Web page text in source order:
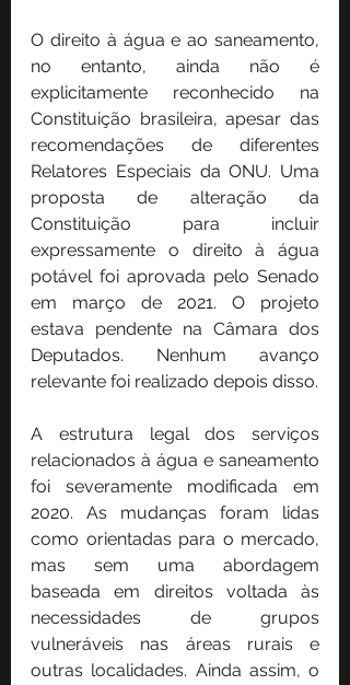
O direito à água e ao saneamento,
no entanto, ainda não é
explicitamente reconhecido na
Constituição brasileira, apesar das
recomendações de diferentes
Relatores Especiais da ONU. Uma
proposta de alteração da
Constituição para incluir
expressamente o direito à água
potável foi aprovada pelo Senado
em março de 2021. O projeto
estava pendente na Câmara dos
Deputados. Nenhum avanço
relevante foi realizado depois disso.
A estrutura legal dos serviços
relacionados à água e saneamento
foi severamente modificada em
2020. As mudanças foram lidas
como orientadas para o mercado,
mas sem uma abordagem
baseada em direitos voltada às
necessidades de grupos
vulneráveis ​​nas áreas rurais e
outras localidades. Ainda assim, o